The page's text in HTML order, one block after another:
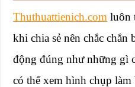
Thuthuattienich.com luôn
khi chia sẻ nên chắc chắn
động đúng như những gì
có thể xem hình chụp làm